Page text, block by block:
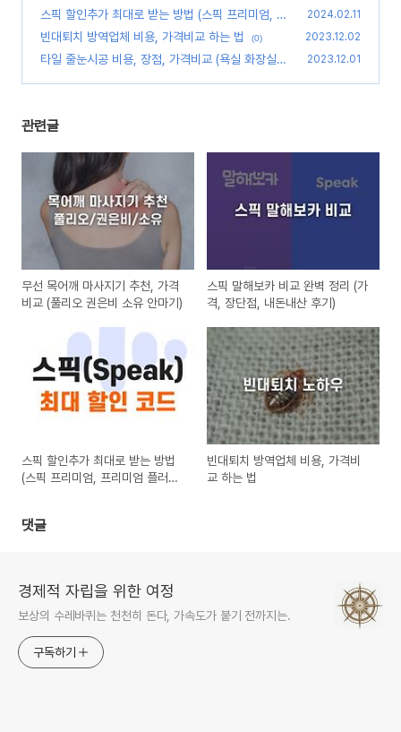
내산 후기)
(0)
스픽 할인추가 최대로 받는 방법 (스픽 프리미엄, 프
리미엄 플러스 할인)
(0)
2024.02.11
빈대퇴치 방역업체 비용, 가격비교 하는 법 (0) 2023.12.02
타일 줄눈시공 비용, 장점, 가격비교 (욕실 화장실) 2023.12.01
관련글
무선 목어깨 마사지기 추천, 가격
비교 (풀리오 권은비 소유 안마기)
스픽 말해보카 비교 완벽 정리 (가
격, 장단점, 내돈내산 후기)
스픽 할인추가 최대로 받는 방법
(스픽 프리미엄, 프리미엄 플러스
빈대퇴치 방역업체 비용, 가격비
교 하는 법
댓글
경제적 자립을 위한 여정
보상의 수레바퀴는 천천히 돈다, 가속도가 붙기 전까지는.
구독하기